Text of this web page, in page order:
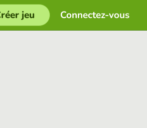
Connectez-vous
jeu